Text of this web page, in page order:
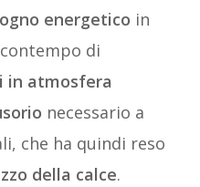
energetico in
di
in atmosfera
necessario a
che ha quindi reso
della calce.